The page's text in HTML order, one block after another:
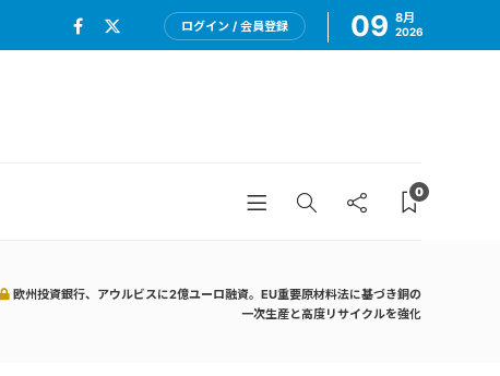
ログイン / 会員登録 09 8月
2026
0
欧州投資銀行、アウルビスに2億ユーロ融資。EU重要原材料法に基づき銅の
一次生産と高度リサイクルを強化